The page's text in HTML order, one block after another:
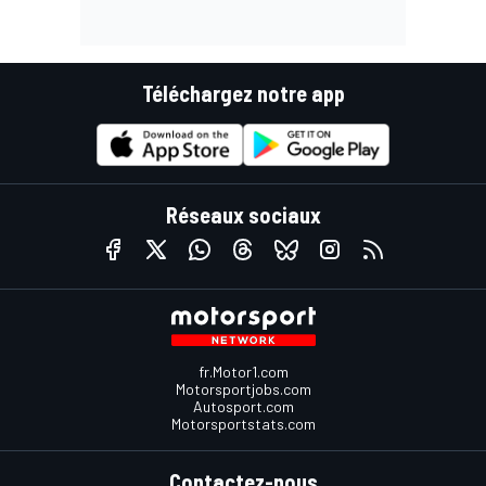
Téléchargez notre app
Réseaux sociaux
fr.Motor1.com
Motorsportjobs.com
Autosport.com
Motorsportstats.com